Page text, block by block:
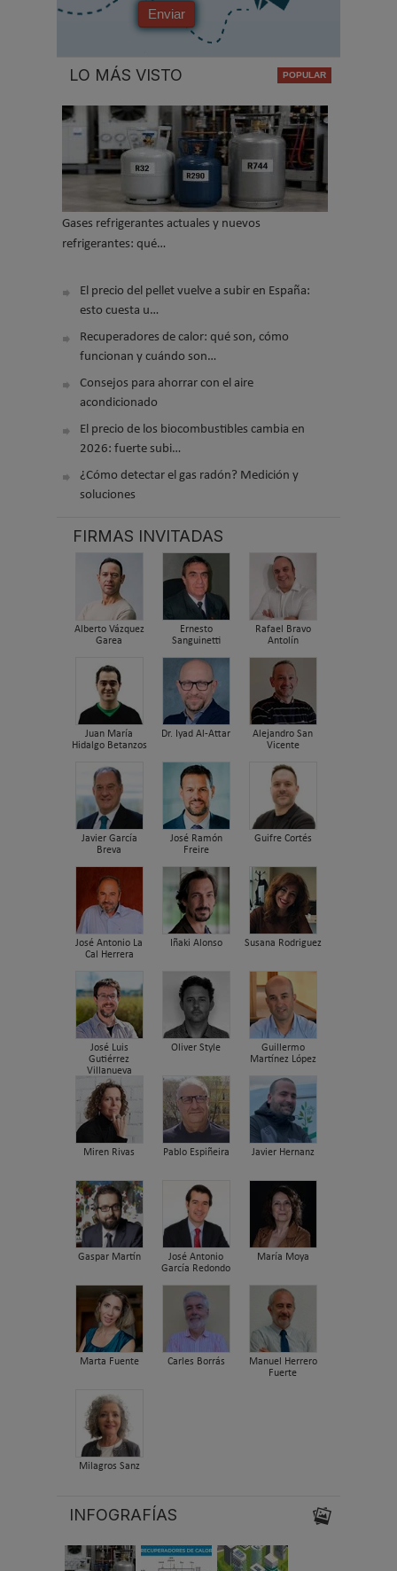
Enviar
LO MÁS VISTO
Gases refrigerantes actuales y nuevos
refrigerantes: qué…
El precio del pellet vuelve a subir en España:
esto cuesta u…
Recuperadores de calor: qué son, cómo
funcionan y cuándo son…
Consejos para ahorrar con el aire
acondicionado
El precio de los biocombustibles cambia en
2026: fuerte subi…
¿Cómo detectar el gas radón? Medición y
soluciones
FIRMAS INVITADAS
Alberto Vázquez
Garea
Ernesto
Sanguinetti
Rafael Bravo
Antolín
Juan María
Hidalgo Betanzos
Dr. Iyad Al-Attar
Alejandro San
Vicente
Javier García
Breva
José Ramón
Freire
Guifre Cortés
José Antonio La
Cal Herrera
Iñaki Alonso Susana Rodriguez
José Luis
Gutiérrez
Villanueva
Oliver Style
Guillermo
Martínez López
Miren Rivas Pablo Espiñeira Javier Hernanz
Gaspar Martín
José Antonio
García Redondo
María Moya
Marta Fuente Carles Borrás
Manuel Herrero
Fuerte
Milagros Sanz
INFOGRAFÍAS